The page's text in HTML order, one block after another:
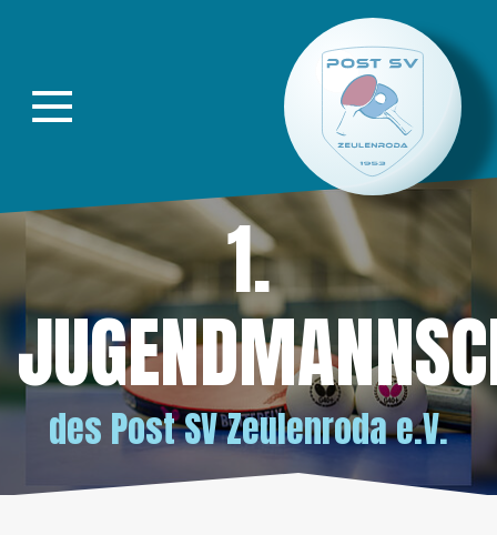
Direkt zur Hauptnavigation springen
1.
des Post SV Zeulenroda e.V.